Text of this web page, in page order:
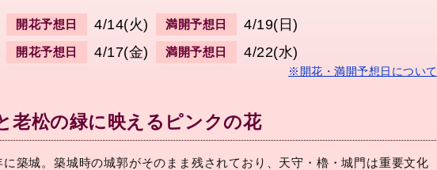
開花予想日 4/14(火) 満開予想日 4/19(日)
開花予想日 4/17(金) 満開予想日 4/22(水)
※開花・満開予想日について
老松の緑に映えるピンクの花
築城。築城時の城郭がそのまま残されており、天守・櫓・城門は重要文化